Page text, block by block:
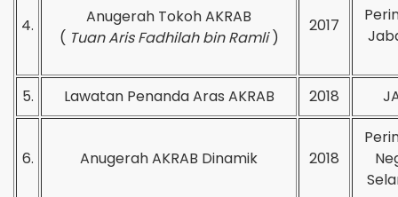
4.
Anugerah Tokoh AKRAB
( Tuan Aris Fadhilah bin Ramli)
2017
5. Lawatan Penanda Aras AKRAB 2018
6. Anugerah AKRAB Dinamik 2018